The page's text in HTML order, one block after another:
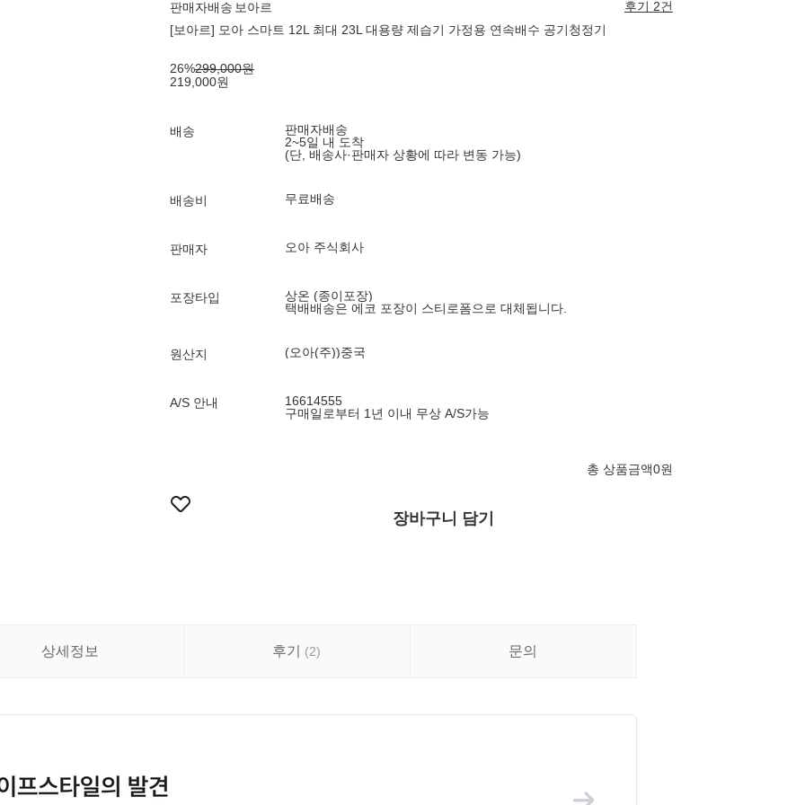
판매자배송 보아르
후기 2건
[보아르] 모아 스마트 12L 최대 23L 대용량 제습기 가정용 연속배수 공기청정기
26%299,000원
219,000원
배송
판매자배송
2~5일 내 도착
(단, 배송사·판매자 상황에 따라 변동 가능)
배송비 무료배송
판매자 오아 주식회사
포장타입
상온 (종이포장)
택배배송은 에코 포장이 스티로폼으로 대체됩니다.
원산지 (오아(주))중국
A/S 안내
16614555
구매일로부터 1년 이내 무상 A/S가능
총 상품금액0원
장바구니 담기
상세정보 후기 (2) 문의